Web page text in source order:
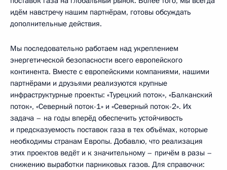
идём навстречу нашим партнёрам, готовы обсуждать
дополнительные действия.
Мы последовательно работаем над укреплением
энергетической безопасности всего европейского
континента. Вместе с европейскими компаниями, нашими
партнёрами и друзьями реализуются крупные
инфраструктурные проекты: «Турецкий поток», «Балканский
поток», «Северный поток-1» и «Северный поток-2». Их
задача – на годы вперёд обеспечить устойчивость
и предсказуемость поставок газа в тех объёмах, которые
необходимы странам Европы. Добавлю, что реализация
этих проектов ведёт и к значительному – причём в разы –
снижению выработки парниковых газов. Для справочки: